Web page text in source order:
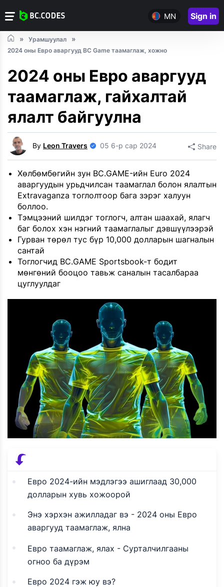
MN Sign in
Урамшуулал
2024 оны Евро аваргууд BC Game таамаглаж, хожно
2024 оны Евро аваргууд
таамаглаж, гайхалтай
ялалт байгуулна
By Leon Travers 05 6-р сар 2024 Share
Хөлбөмбөгийн зун BC.GAME-ийн Euro 2024
аваргуудын урьдчилсан таамаглал болон ялалтын
Extravaganza тоглолтоор бага зэрэг халуун
боллоо.
Тэмцээний шилдэг тоглогч, алтан шаахай, ялагч
баг болох хэн нэгний таамаглалыг дэвшүүлээрэй
Гурван төрөл тус бүр 10,000 долларын шагналын
сантай
Тоглогчид BC.GAME Sportsbook-т бодит
мөнгөний бооцоо тавьж саналын тасалбараа
цуглуулдаг
Евро 2024-ийн мэдлэгээ ашиглаад 30,000
долларын хувь хожоорой
Энэ хэрхэн ажилладаг вэ - 2024 оны Евро
аваргууд таамаглаж, ялна
Евро таамаглаж, ялах - Сурталчилгааны
огноо ба дүрэм
Евро 2024 гэж юу вэ?